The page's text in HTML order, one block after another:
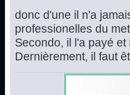
donc d'une il n'a
professionelles du
Secondo, il l'a payé
Dernièrement, il faut